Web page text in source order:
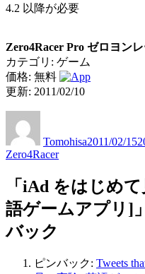
4.2 以降が必要
Zero4Racer Pro ゼロヨン
カテゴリ: ゲーム
価格: 無料
更新: 2011/02/10
者
Tomohisa日:
2011/02/15
Zero4Racer
「iAd をはじめ
語ゲームアプリ]
バック
ピンバック: Tweets